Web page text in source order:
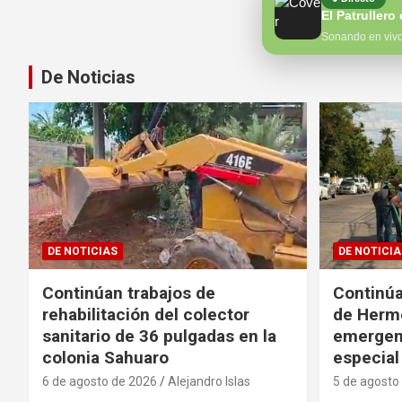
Sonando en vivo
De Noticias
DE NOTICIAS
Continúan trabajos de
rehabilitación del colector
sanitario de 36 pulgadas en la
colonia Sahuaro
6 de agosto de 2026 Alejandro Islas
DE
de
5 de agosto